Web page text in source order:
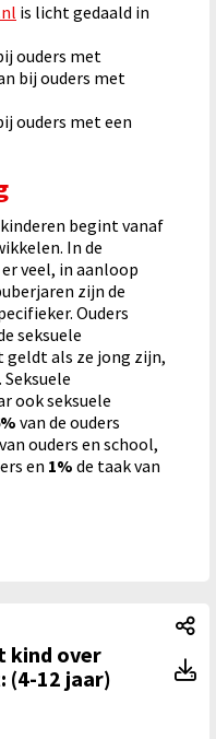
is licht gedaald in
ouders met
bij ouders met
ouders met een
begint vanaf
In de
veel, in aanloop
zijn de
Ouders
seksuele
als ze jong zijn,
ook seksuele
van de ouders
ouders en school,
en 1% de taak van
kind over
(4-12 jaar)